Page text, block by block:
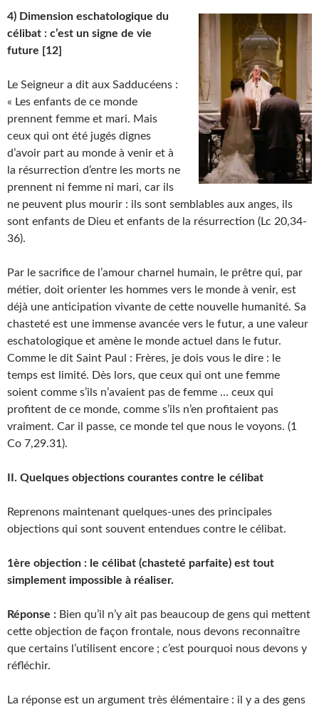
4) Dimension eschatologique du
célibat : c’est un signe de vie
future [12]
Le Seigneur a dit aux Sadducéens :
« Les enfants de ce monde
prennent femme et mari. Mais
ceux qui ont été jugés dignes
d’avoir part au monde à venir et à
la résurrection d’entre les morts ne
prennent ni femme ni mari, car ils
ne peuvent plus mourir : ils sont semblables aux anges, ils
sont enfants de Dieu et enfants de la résurrection (Lc 20,34-
36).
Par le sacrifice de l’amour charnel humain, le prêtre qui, par
métier, doit orienter les hommes vers le monde à venir, est
déjà une anticipation vivante de cette nouvelle humanité. Sa
chasteté est une immense avancée vers le futur, a une valeur
eschatologique et amène le monde actuel dans le futur.
Comme le dit Saint Paul : Frères, je dois vous le dire : le
temps est limité. Dès lors, que ceux qui ont une femme
soient comme s’ils n’avaient pas de femme … ceux qui
profitent de ce monde, comme s’ils n’en profitaient pas
vraiment. Car il passe, ce monde tel que nous le voyons. (1
Co 7,29.31).
II. Quelques objections courantes contre le célibat
Reprenons maintenant quelques-unes des principales
objections qui sont souvent entendues contre le célibat.
1ère objection : le célibat (chasteté parfaite) est tout
simplement impossible à réaliser.
Réponse : Bien qu’il n’y ait pas beaucoup de gens qui mettent
cette objection de façon frontale, nous devons reconnaître
que certains l’utilisent encore ; c’est pourquoi nous devons y
réfléchir.
La réponse est un argument très élémentaire : il y a des gens